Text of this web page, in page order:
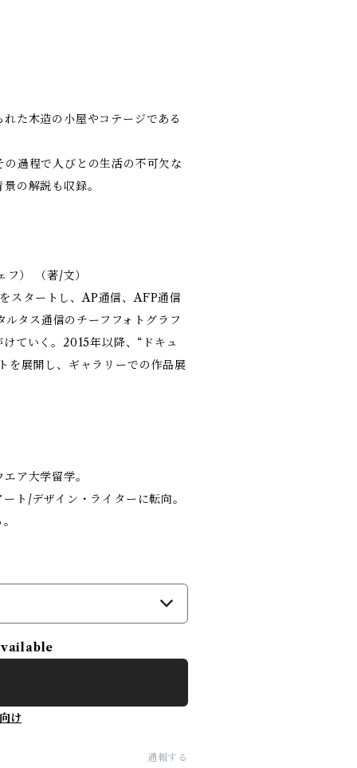
た木造の小屋やコテージである
過程で人びとの生活の不可欠な
の解説も収録。
フ） （著/文）
スタートし、AP通信、AFP通信
タス通信のチーフフォトグラフ
ていく。2015年以降、“ドキュ
を展開し、ギャラリーでの作品展
ア大学留学。
ト/デザイン・ライターに転向。
け
通報する